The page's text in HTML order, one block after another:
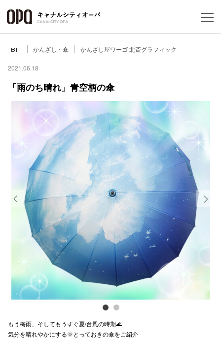
B1F かんざし・傘 かんざし屋ワーゴ 北斎グラフィック
2021.06.18
「雨のち晴れ」青空柄の傘
Previous
もう梅雨、そしてもうすぐ夏/台風の時期🌊
気分を晴れやかにする🌞とっておきの傘をご紹介
レスト
アクセ
スタッ